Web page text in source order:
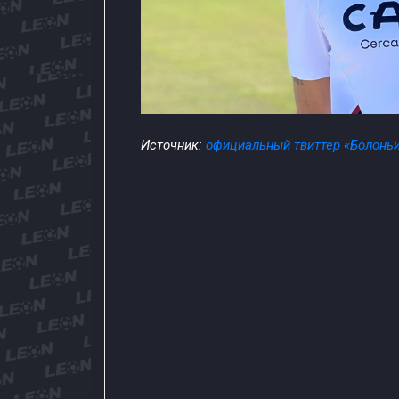
Источник: официальный твиттер